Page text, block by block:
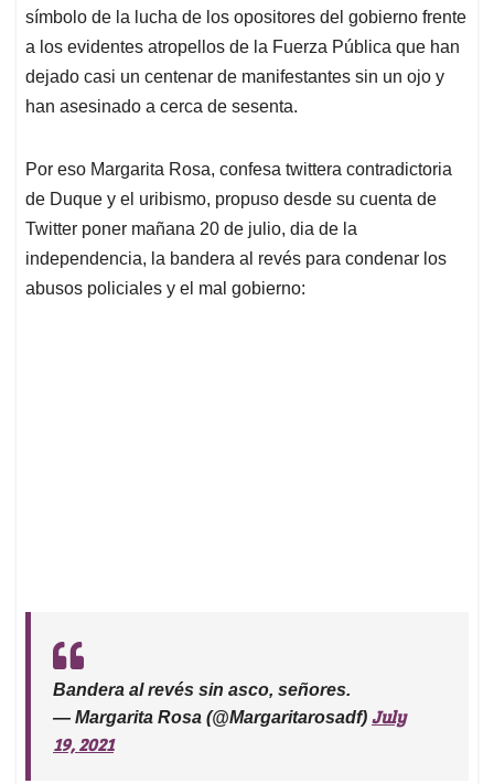
A
p
p
o
o
k
d
I
n
d
s
símbolo de la lucha de los opositores del gobierno frente
a los evidentes atropellos de la Fuerza Pública que han
dejado casi un centenar de manifestantes sin un ojo y
han asesinado a cerca de sesenta.
Por eso Margarita Rosa, confesa twittera contradictoria
de Duque y el uribismo, propuso desde su cuenta de
Twitter poner mañana 20 de julio, dia de la
independencia, la bandera al revés para condenar los
abusos policiales y el mal gobierno:
Bandera al revés sin asco, señores.
— Margarita Rosa (@Margaritarosadf) July
19, 2021